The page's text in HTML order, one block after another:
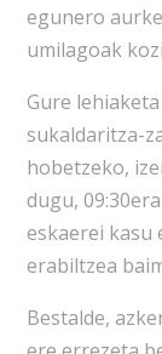
egunero
umilagoak
Gure
sukaldaritza-
hobetzeko,
dugu,
eskaerei kasu
erabiltzea
Bestalde,